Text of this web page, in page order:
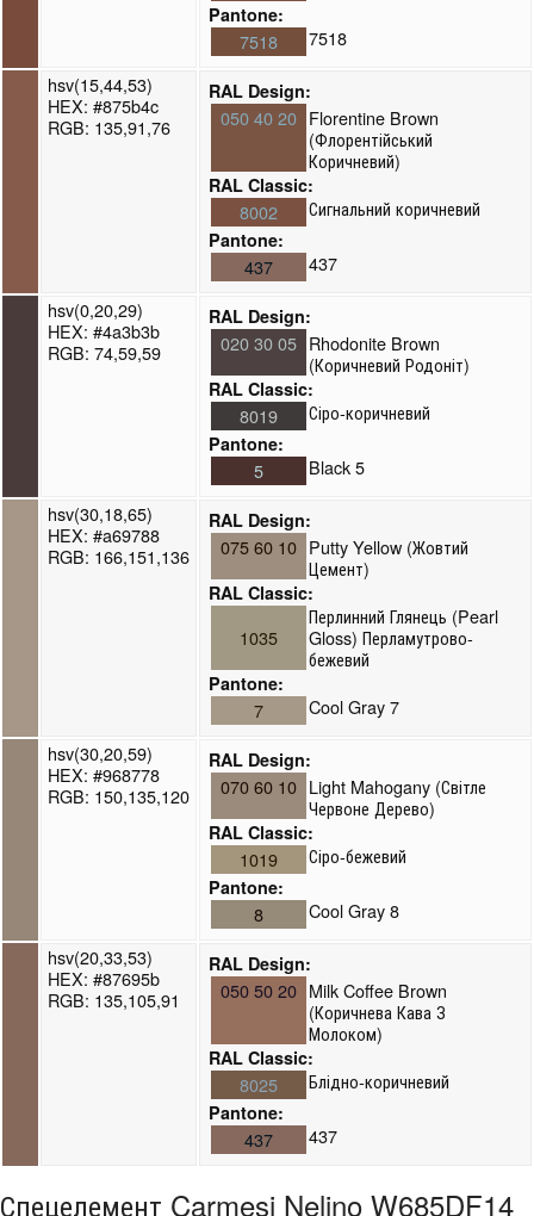
Pantone:
7518
7518
hsv(15,44,53)
HEX: #875b4c
RGB: 135,91,76
RAL Design:
050 40 20 Florentine Brown
(Флорентійський
Коричневий)
RAL Classic:
8002 Сигнальний коричневий
Pantone:
437
437
hsv(0,20,29)
HEX: #4a3b3b
RGB: 74,59,59
RAL Design:
020 30 05 Rhodonite Brown
(Коричневий Родоніт)
RAL Classic:
8019 Сіро-коричневий
Pantone:
5
Black 5
hsv(30,18,65)
HEX: #a69788
RGB: 166,151,136
RAL Design:
075 60 10 Putty Yellow (Жовтий
Цемент)
RAL Classic:
1035
Перлинний Глянець (Pearl
Gloss) Перламутрово-
бежевий
Pantone:
7
Cool Gray 7
hsv(30,20,59)
HEX: #968778
RGB: 150,135,120
RAL Design:
070 60 10 Light Mahogany (Світле
Червоне Дерево)
RAL Classic:
1019 Сіро-бежевий
Pantone:
8
Cool Gray 8
hsv(20,33,53)
HEX: #87695b
RGB: 135,105,91
RAL Design:
050 50 20 Milk Coffee Brown
(Коричнева Кава З
Молоком)
RAL Classic:
8025 Блідно-коричневий
Pantone:
437 437
Спецелемент Carmesi Nelino W685DF14